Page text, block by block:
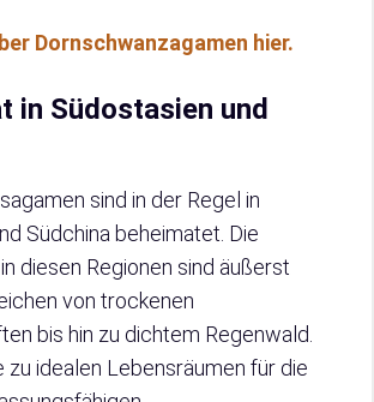
Dornschwanzagamen hier.
in Südostasien und
sind in der Regel in
Südchina beheimatet. Die
diesen Regionen sind äußerst
von trockenen
bis hin zu dichtem Regenwald.
zu idealen Lebensräumen für die